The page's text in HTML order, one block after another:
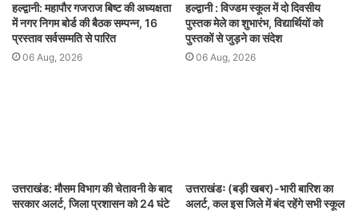
हल्द्वानी: महापौर गजराज बिष्ट की अध्यक्षता
में नगर निगम बोर्ड की बैठक सम्पन्न, 16
प्रस्ताव सर्वसम्मति से पारित
06 Aug, 2026
हल्द्वानी : विज्डम स्कूल में दो दिवसीय
पुस्तक मेले का शुभारंभ, विद्यार्थियों को
पुस्तकों से जुड़ने का संदेश
06 Aug, 2026
उत्तराखंड: मौसम विभाग की चेतावनी के बाद
सरकार अलर्ट, जिला प्रशासन को 24 घंटे
उत्तराखंडः (बड़ी खबर)-भारी बारिश का
अलर्ट, कल इस जिले में बंद रहेंगे सभी स्कूल